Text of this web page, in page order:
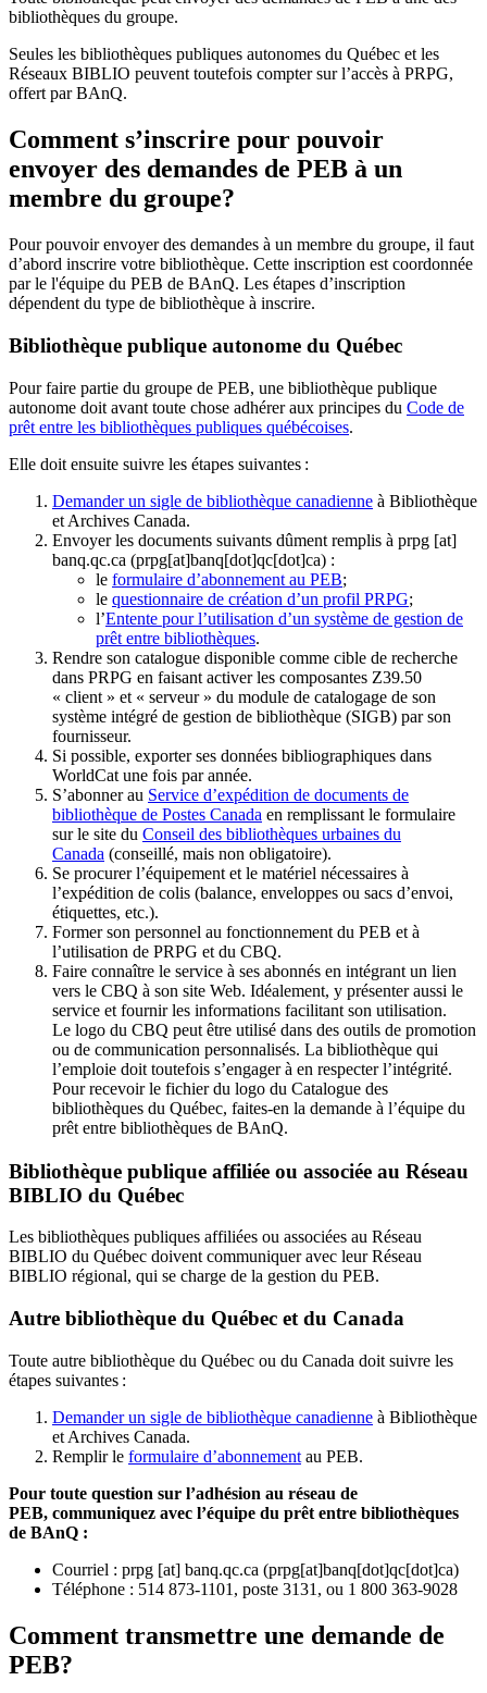
bibliothèques du groupe.
Seules les bibliothèques publiques autonomes du Québec et les
Réseaux BIBLIO peuvent toutefois compter sur l’accès à PRPG,
offert par BAnQ.
Comment s’inscrire pour pouvoir
envoyer des demandes de PEB à un
membre du groupe?
Pour pouvoir envoyer des demandes à un membre du groupe, il faut
d’abord inscrire votre bibliothèque. Cette inscription est coordonnée
par le l'équipe du PEB de BAnQ. Les étapes d’inscription
dépendent du type de bibliothèque à inscrire.
Bibliothèque publique autonome du Québec
Pour faire partie du groupe de PEB, une bibliothèque publique
autonome doit avant toute chose adhérer aux principes du Code de
prêt entre les bibliothèques publiques québécoises.
Elle doit ensuite suivre les étapes suivantes :
Demander un sigle de bibliothèque canadienne à Bibliothèque
et Archives Canada.
Envoyer les documents suivants dûment remplis à prpg [at]
banq.qc.ca (prpg[at]banq[dot]qc[dot]ca) :
le formulaire d’abonnement au PEB;
le questionnaire de création d’un profil PRPG;
l’Entente pour l’utilisation d’un système de gestion de
prêt entre bibliothèques.
Rendre son catalogue disponible comme cible de recherche
dans PRPG en faisant activer les composantes Z39.50
« client » et « serveur » du module de catalogage de son
système intégré de gestion de bibliothèque (SIGB) par son
fournisseur.
Si possible, exporter ses données bibliographiques dans
WorldCat une fois par année.
S’abonner au Service d’expédition de documents de
bibliothèque de Postes Canada en remplissant le formulaire
sur le site du Conseil des bibliothèques urbaines du
Canada (conseillé, mais non obligatoire).
Se procurer l’équipement et le matériel nécessaires à
l’expédition de colis (balance, enveloppes ou sacs d’envoi,
étiquettes, etc.).
Former son personnel au fonctionnement du PEB et à
l’utilisation de PRPG et du CBQ.
Faire connaître le service à ses abonnés en intégrant un lien
vers le CBQ à son site Web. Idéalement, y présenter aussi le
service et fournir les informations facilitant son utilisation.
Le logo du CBQ peut être utilisé dans des outils de promotion
ou de communication personnalisés. La bibliothèque qui
l’emploie doit toutefois s’engager à en respecter l’intégrité.
Pour recevoir le fichier du logo du Catalogue des
bibliothèques du Québec, faites-en la demande à l’équipe du
prêt entre bibliothèques de BAnQ.
Bibliothèque publique affiliée ou associée au Réseau
BIBLIO du Québec
Les bibliothèques publiques affiliées ou associées au Réseau
BIBLIO du Québec doivent communiquer avec leur Réseau
BIBLIO régional, qui se charge de la gestion du PEB.
Autre bibliothèque du Québec et du Canada
Toute autre bibliothèque du Québec ou du Canada doit suivre les
étapes suivantes :
Demander un sigle de bibliothèque canadienne à Bibliothèque
et Archives Canada.
Remplir le formulaire d’abonnement au PEB.
Pour toute question sur l’adhésion au réseau de
PEB, communiquez avec l’équipe du prêt entre bibliothèques
de BAnQ :
Courriel : prpg [at] banq.qc.ca (prpg[at]banq[dot]qc[dot]ca)
Téléphone : 514 873-1101, poste 3131, ou 1 800 363-9028
Comment transmettre une demande de
PEB?